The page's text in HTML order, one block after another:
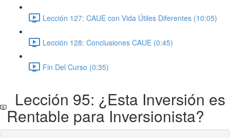
Lección 127: CAUE con Vida Útiles Diferentes (10:05)
Lección 128: Conclusiones CAUE (0:45)
Fin Del Curso (0:35)
Lección 95: ¿Esta Inversión es
Rentable para Inversionista?